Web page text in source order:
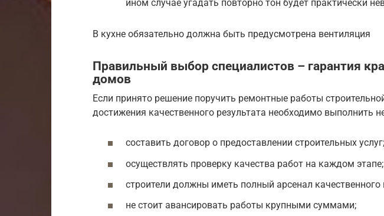
ином случае угадать повторно тон будет практически
В кухне обязательно должна быть предусмотрена вентиляция
Правильный выбор специалистов – гарантия
домов
Если принято решение поручить ремонтные работы
достижения качественного результата необходимо выполнить
составить договор о предоставлении строительных услуг;
осуществлять проверку качества работ на каждом этапе;
строители должны иметь полный арсенал качественного
не стоит авансировать работы крупными суммами;